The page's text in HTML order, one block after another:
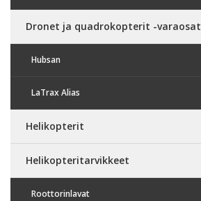
Dronet ja quadrokopterit -varaosat
Hubsan
LaTrax Alias
Helikopterit
Helikopteritarvikkeet
Roottorinlavat